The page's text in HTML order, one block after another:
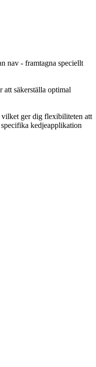
nav - framtagna speciellt
säkerställa optimal
ger dig flexibiliteten att
kedjeapplikation